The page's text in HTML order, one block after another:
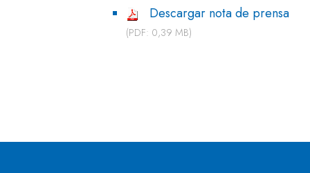
Descargar nota de prensa
(PDF: 0,39 MB)